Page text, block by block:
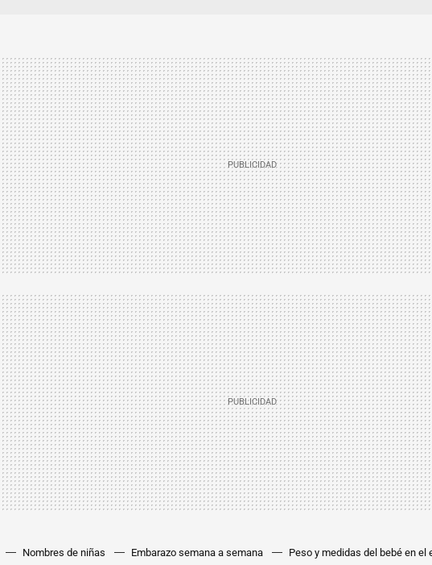
Nombres de niñas Embarazo semana a semana Peso y medidas del bebé en el